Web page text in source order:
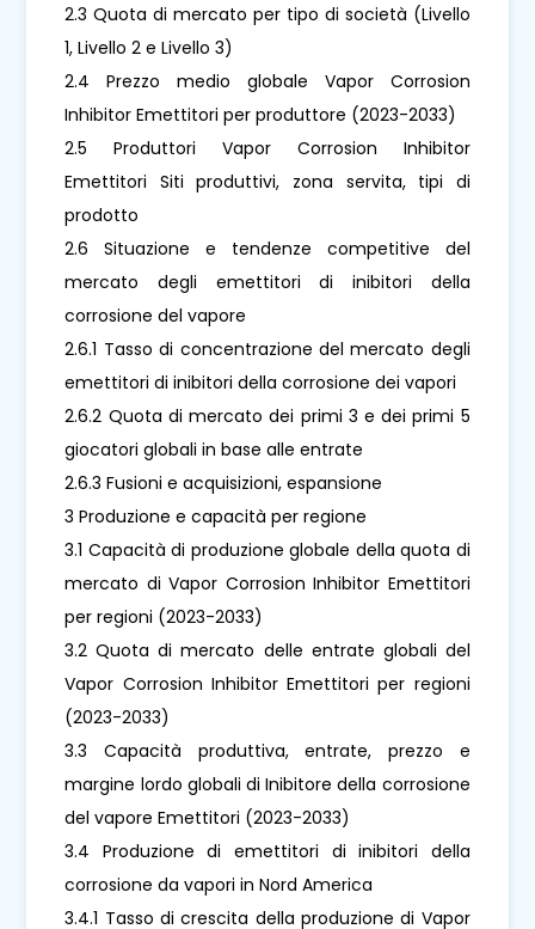
2.3 Quota di mercato per tipo di società (Livello
1, Livello 2 e Livello 3)
2.4 Prezzo medio globale Vapor Corrosion
Inhibitor Emettitori per produttore (2023-2033)
2.5 Produttori Vapor Corrosion Inhibitor
Emettitori Siti produttivi, zona servita, tipi di
prodotto
2.6 Situazione e tendenze competitive del
mercato degli emettitori di inibitori della
corrosione del vapore
2.6.1 Tasso di concentrazione del mercato degli
emettitori di inibitori della corrosione dei vapori
2.6.2 Quota di mercato dei primi 3 e dei primi 5
giocatori globali in base alle entrate
2.6.3 Fusioni e acquisizioni, espansione
3 Produzione e capacità per regione
3.1 Capacità di produzione globale della quota di
mercato di Vapor Corrosion Inhibitor Emettitori
per regioni (2023-2033)
3.2 Quota di mercato delle entrate globali del
Vapor Corrosion Inhibitor Emettitori per regioni
(2023-2033)
3.3 Capacità produttiva, entrate, prezzo e
margine lordo globali di Inibitore della corrosione
del vapore Emettitori (2023-2033)
3.4 Produzione di emettitori di inibitori della
corrosione da vapori in Nord America
3.4.1 Tasso di crescita della produzione di Vapor